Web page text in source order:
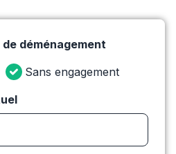
déménagement
Sans engagement